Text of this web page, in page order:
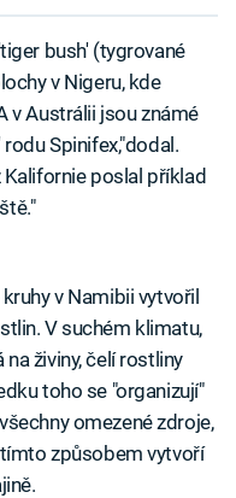
bush' (tygrované
v Nigeru, kde
v Austrálii jsou známé
Spinifex,"dodal.
poslal příklad
v Namibii vytvořil
V suchém klimatu,
živiny, čelí rostliny
toho se "organizují"
omezené zdroje,
způsobem vytvoří